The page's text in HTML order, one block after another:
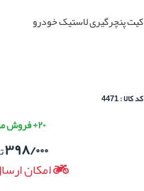
کیت پنچرگیری لاستیک خودرو
کد کالا : 4471
۲۰+ فروش موفق
۳۹۸/۰۰۰
امکان